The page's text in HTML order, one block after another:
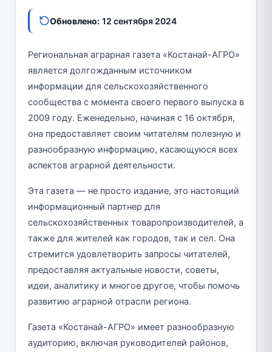
Обновлено: 12 сентября 2024
Региональная аграрная газета «Костанай-АГРО»
является долгожданным источником
информации для сельскохозяйственного
сообщества с момента своего первого выпуска в
2009 году. Еженедельно, начиная с 16 октября,
она предоставляет своим читателям полезную и
разнообразную информацию, касающуюся всех
аспектов аграрной деятельности.
Эта газета — не просто издание, это настоящий
информационный партнер для
сельскохозяйственных товаропроизводителей, а
также для жителей как городов, так и сел. Она
стремится удовлетворить запросы читателей,
предоставляя актуальные новости, советы,
идеи, аналитику и многое другое, чтобы помочь
развитию аграрной отрасли региона.
Газета «Костанай-АГРО» имеет разнообразную
аудиторию, включая руководителей районов,